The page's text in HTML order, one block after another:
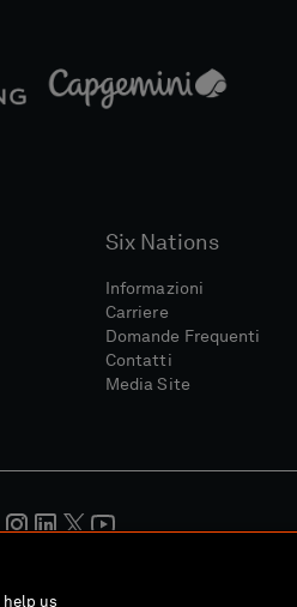
Six Nations
Informazioni
Carriere
Domande Frequenti
Contatti
Media Site
help us